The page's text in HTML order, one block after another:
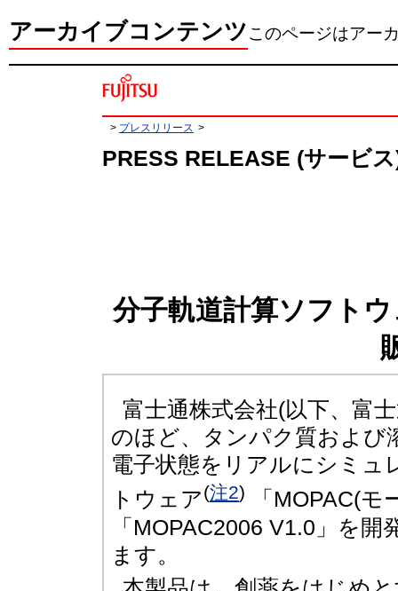
アーカイブコンテンツこのページはアー
> プレスリリース >
PRESS RELEASE (サービ
分子軌道計算ソフト
富士通株式会社(以下、富
のほど、タンパク質および
電子状態をリアルにシミュ
トウェア(注2)
「MOPAC(
「MOPAC2006 V1.0」を
ます。